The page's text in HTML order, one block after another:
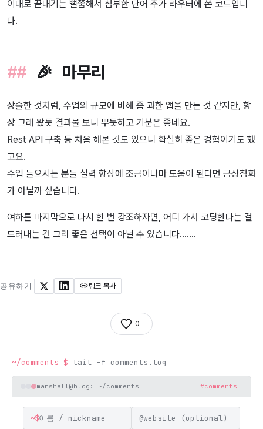
이대로 끝내기는 뻘쭘해서 첨부한 단어 추가 라우터에 쓴 코드입니
다.
🎉 마무리
상술한 것처럼, 수업의 규모에 비해 좀 과한 앱을 만든 것 같지만, 항
상 그래 왔듯 결과물 보니 뿌듯하고 기분은 좋네요.
Rest API 구축 등 처음 해본 것도 있으니 확실히 좋은 경험이기도 했
고요.
수업 들으시는 분들 실력 향상에 조금이나마 도움이 된다면 금상첨화
가 아닐까 싶습니다.
여하튼 마지막으로 다시 한 번 강조하자면, 어디 가서 코딩한다는 걸
드러내는 건 그리 좋은 선택이 아닐 수 있습니다…….
공유하기 X LinkedIn링크 복사
0
~/comments $ tail -f comments.log
marshall@blog: ~/comments #comments
~$ @